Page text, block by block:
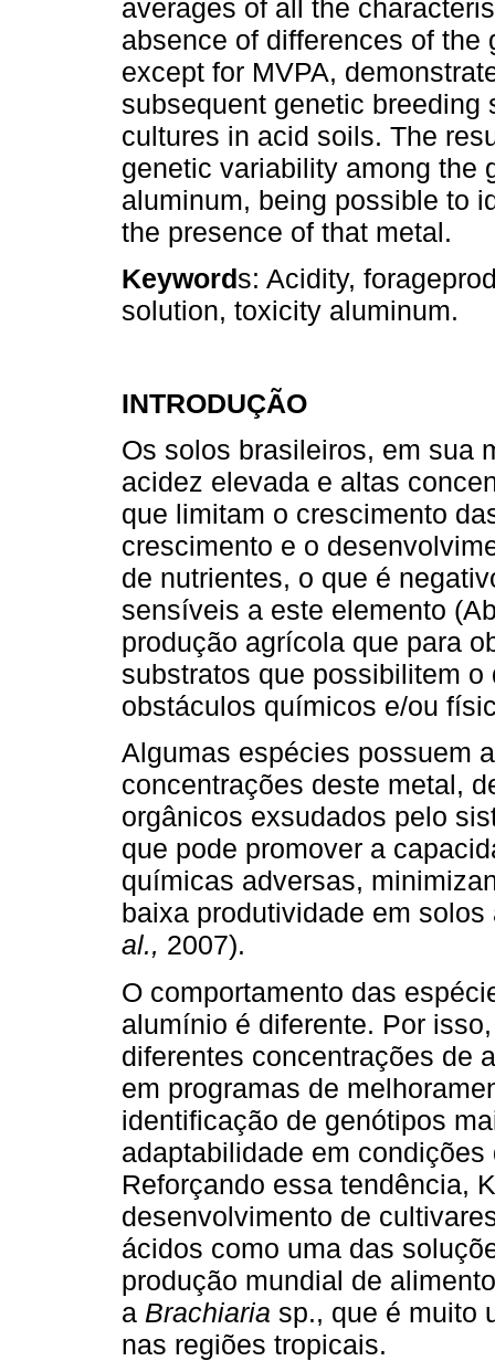
averages of all the
absence of differences of
except for MVPA,
subsequent genetic
cultures in acid soils. The
genetic variability among the
aluminum, being possible to
the presence of that metal.
Keywords: Acidity,
solution, toxicity aluminum.
INTRODUÇÃO
Os solos brasileiros, em sua
acidez elevada e altas
que limitam o crescimento
crescimento e o
de nutrientes, o que é
sensíveis a este elemento
produção agrícola que para
substratos que possibilitem
obstáculos químicos e/ou
Algumas espécies possuem
concentrações deste metal,
orgânicos exsudados pelo
que pode promover a
químicas adversas,
baixa produtividade em
al., 2007).
O comportamento das
alumínio é diferente. Por
diferentes concentrações de
em programas de
identificação de genótipos
adaptabilidade em
Reforçando essa tendência,
desenvolvimento de
ácidos como uma das
produção mundial de
a Brachiaria sp., que é muito
nas regiões tropicais.